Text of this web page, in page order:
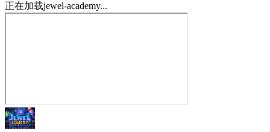
正在加载jewel-academy...